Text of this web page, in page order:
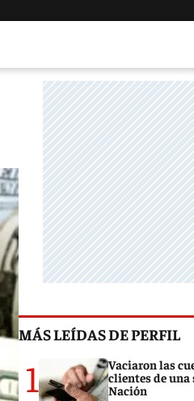
MÁS LEÍDAS DE PERFIL
1
Vaciaron las
clientes de una
Nación